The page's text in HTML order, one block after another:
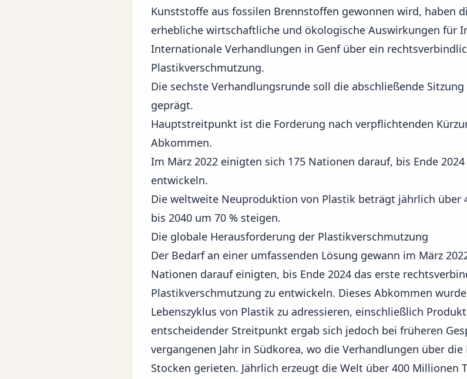
Kunststoffe aus fossilen Brennstoffen gewonnen wird, haben
erhebliche wirtschaftliche und ökologische Auswirkungen für
Internationale Verhandlungen in Genf über ein
Plastikverschmutzung.
Die sechste Verhandlungsrunde soll die abschließende
geprägt.
Hauptstreitpunkt ist die Forderung nach verpflichtenden
Abkommen.
Im März 2022 einigten sich 175 Nationen darauf, bis Ende
entwickeln.
Die weltweite Neuproduktion von Plastik beträgt jährlich über
bis 2040 um 70 % steigen.
Die globale Herausforderung der Plastikverschmutzung
Der Bedarf an einer umfassenden Lösung gewann im März
Nationen darauf einigten, bis Ende 2024 das erste
Plastikverschmutzung zu entwickeln. Dieses Abkommen
Lebenszyklus von Plastik zu adressieren, einschließlich
entscheidender Streitpunkt ergab sich jedoch bei früheren
vergangenen Jahr in Südkorea, wo die Verhandlungen über
Stocken gerieten. Jährlich erzeugt die Welt über 400 Millionen